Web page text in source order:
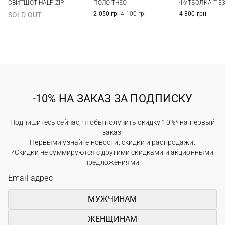
СВИТШОТ HALF ZIP
SOLD OUT
ПОЛО THEO
2 050 грн4 100 грн
ФУТБОЛКА T
4 300 грн
-10% НА ЗАКАЗ ЗА ПОДПИСКУ
Подпишитесь сейчас, чтобы получить скидку 10%* на первый
заказ.
Первыми узнайте новости, скидки и распродажи.
*Скидки не суммируются с другими скидками и акционными
предложениями.
МУЖЧИНАМ
ЖЕНЩИНАМ